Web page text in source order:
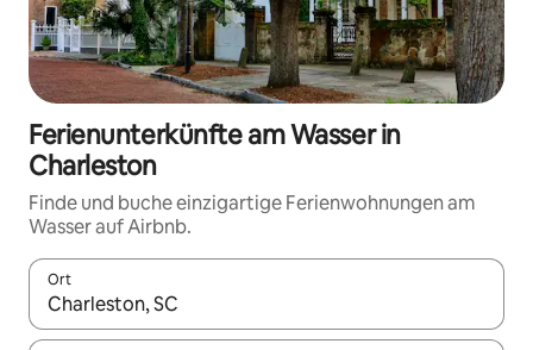
Ferienunterkünfte am Wasser in
Charleston
Finde und buche einzigartige Ferienwohnungen am
Wasser auf Airbnb.
Ort
Wenn Ergebnisse verfügbar sind, navigiere mit den